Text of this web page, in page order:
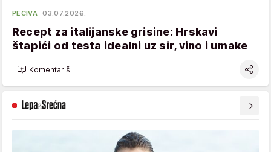
PECIVA 03.07.2026.
Recept za italijanske grisine: Hrskavi
štapići od testa idealni uz sir, vino i umake
Komentariši